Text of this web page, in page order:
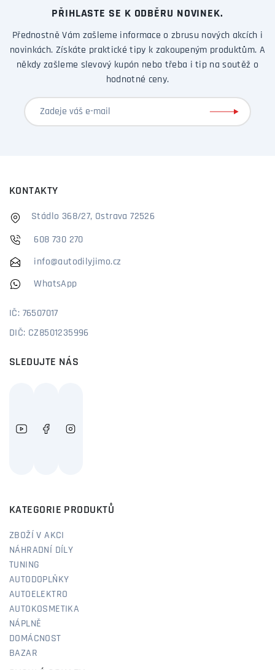
PŘIHLASTE SE K ODBĚRU NOVINEK.
Přednostně Vám zašleme informace o zbrusu nových akcích i
novinkách. Získáte praktické tipy k zakoupeným produktům. A
někdy zašleme slevový kupón nebo třeba i tip na soutěž o
hodnotné ceny.
KONTAKTY
Stádlo 368/27, Ostrava 72526
608 730 270
info@autodilyjimo.cz
WhatsApp
IČ: 76507017
DIČ: CZ8501235996
SLEDUJTE NÁS
KATEGORIE PRODUKTŮ
ZBOŽÍ V AKCI
NÁHRADNÍ DÍLY
TUNING
AUTODOPLŇKY
AUTOELEKTRO
AUTOKOSMETIKA
NÁPLNĚ
DOMÁCNOST
BAZAR